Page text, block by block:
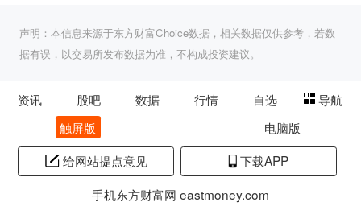
声明：本信息来源于东方财富Choice数据，相关数据仅供参考，若数
据有误，以交易所发布数据为准，不构成投资建议。
资讯 股吧 数据 行情 自选
导航
触屏版
电脑版
给网站提点意见
下载APP
手机东方财富网 eastmoney.com